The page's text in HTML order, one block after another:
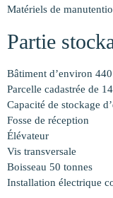
Matériels de
Partie
Bâtiment d’environ 440
Parcelle cadastrée de
Capacité de stockage
Fosse de réception
Élévateur
Vis transversale
Boisseau 50 tonnes
Installation électrique